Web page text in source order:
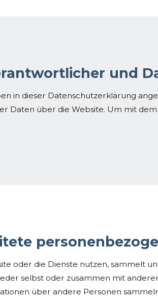
und
in dieser Datenschutzerklärung
Daten über die Website. Um mit
oder die Dienste nutzen, sammelt
selbst oder zusammen mit
über andere Personen